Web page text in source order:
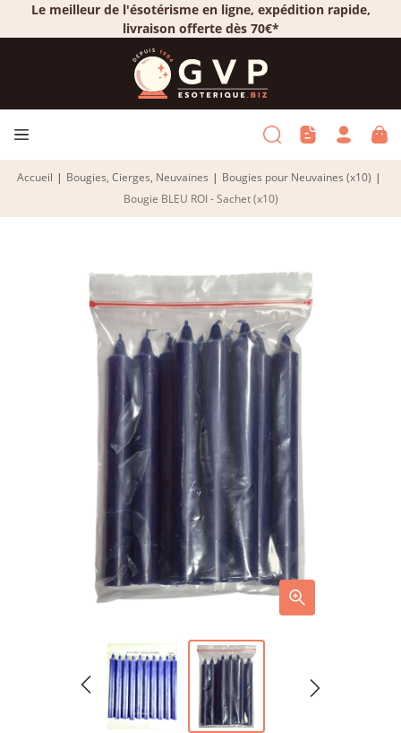
Le meilleur de l'ésotérisme en ligne, expédition rapide,
livraison offerte dès 70€*
Accueil | Bougies, Cierges, Neuvaines | Bougies pour Neuvaines (x10) |
Bougie BLEU ROI - Sachet (x10)